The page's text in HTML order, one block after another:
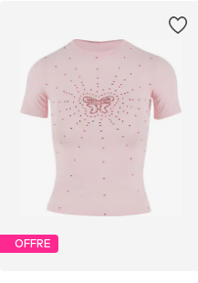
OFFRE